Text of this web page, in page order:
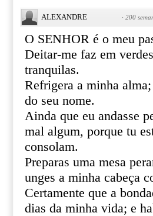
ALEXANDRE · 200
O SENHOR é o meu
Deitar-me faz em
tranquilas.
Refrigera a minha
do seu nome.
Ainda que eu andasse
mal algum, porque tu
consolam.
Preparas uma mesa
unges a minha cabeça
Certamente que a
dias da minha vida; e